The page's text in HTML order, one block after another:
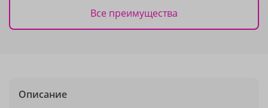
Все преимущества
Описание